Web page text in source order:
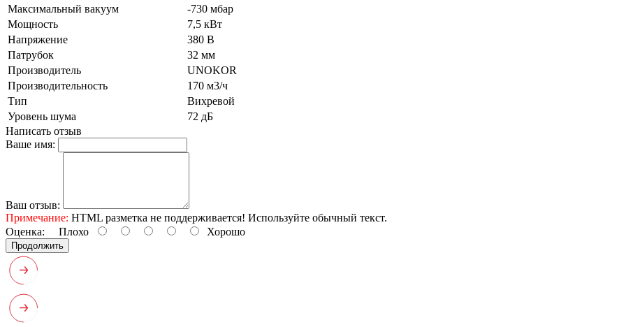
Максимальный вакуум
-730 мбар
Мощность
7,5 кВт
Напряжение
380 В
Патрубок
32 мм
Производитель
UNOKOR
Производительность
170 м3/ч
Тип
Вихревой
Уровень шума
72 дБ
Написать отзыв
Ваше имя:
Ваш отзыв:
Примечание: HTML разметка не поддерживается! Используйте обычный текст.
Оценка: Плохо Хорошо
Продолжить